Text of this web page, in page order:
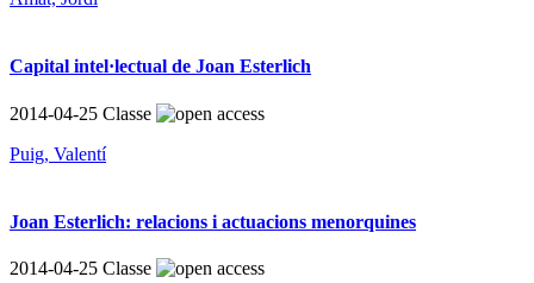
Capital intel·lectual de Joan Esterlich
2014-04-25 Classe
Puig, Valentí
Joan Esterlich: relacions i actuacions menorquines
2014-04-25 Classe